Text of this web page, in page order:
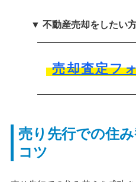
▼ 不動産売却をしたい
売却査定フ
売り先行での住
コツ